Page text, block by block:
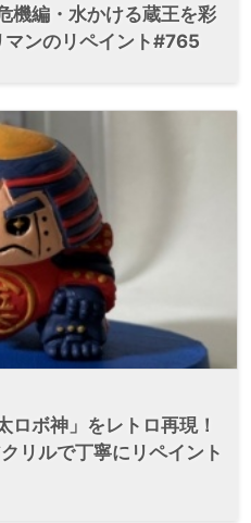
機編・水かける蔵王を彩
マンのリペイント#765
ロボ神」をレトロ再現！
リルで丁寧にリペイント